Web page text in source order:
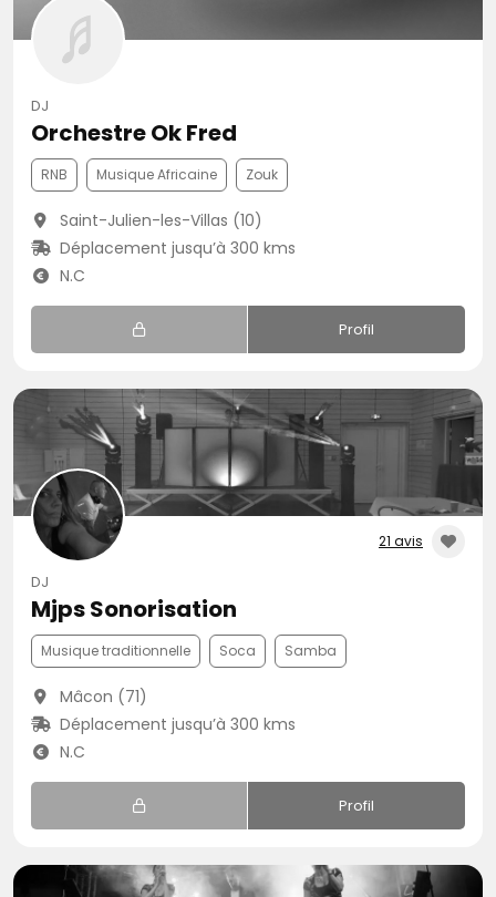
DJ
Orchestre Ok Fred
RNB Musique Africaine Zouk
Saint-Julien-les-Villas (10)
Déplacement jusqu’à 300 kms
N.C
Profil
21 avis
DJ
Mjps Sonorisation
Musique traditionnelle Soca Samba
Mâcon (71)
Déplacement jusqu’à 300 kms
N.C
Profil